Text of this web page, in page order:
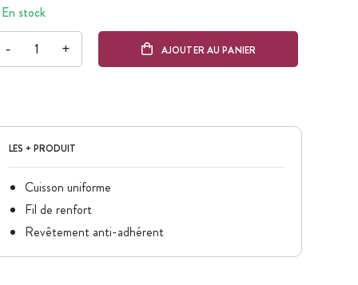
En stock
- + AJOUTER AU PANIER
LES + PRODUIT
Cuisson uniforme
Fil de renfort
Revêtement anti-adhérent